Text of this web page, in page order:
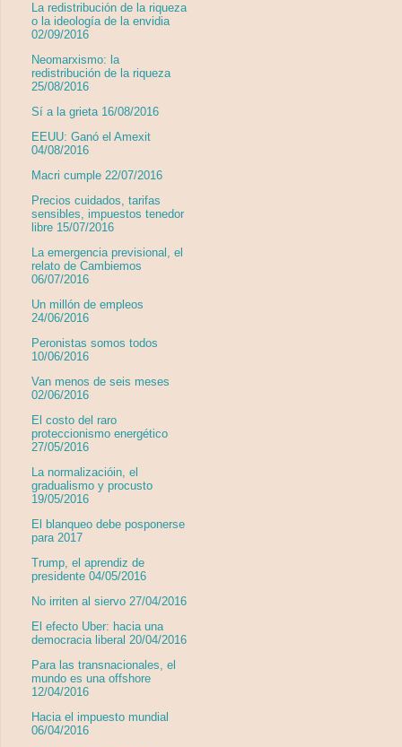
La redistribución de la riqueza
o la ideología de la envidia
02/09/2016
Neomarxismo: la
redistribución de la riqueza
25/08/2016
Sí a la grieta 16/08/2016
EEUU: Ganó el Amexit
04/08/2016
Macri cumple 22/07/2016
Precios cuidados, tarifas
sensibles, impuestos tenedor
libre 15/07/2016
La emergencia previsional, el
relato de Cambiemos
06/07/2016
Un millón de empleos
24/06/2016
Peronistas somos todos
10/06/2016
Van menos de seis meses
02/06/2016
El costo del raro
proteccionismo energético
27/05/2016
La normalizacióin, el
gradualismo y procusto
19/05/2016
El blanqueo debe posponerse
para 2017
Trump, el aprendiz de
presidente 04/05/2016
No irriten al siervo 27/04/2016
El efecto Uber: hacia una
democracia liberal 20/04/2016
Para las transnacionales, el
mundo es una offshore
12/04/2016
Hacia el impuesto mundial
06/04/2016